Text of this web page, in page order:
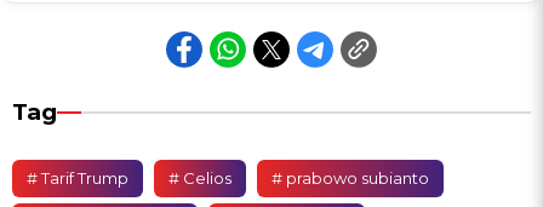
Tag
# Tarif Trump # Celios # prabowo subianto